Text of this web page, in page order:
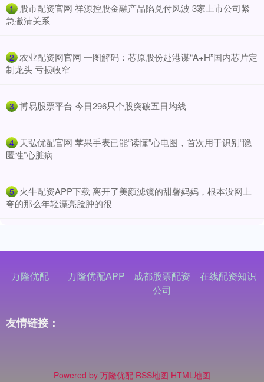
1 ​股市配资官网 祥源控股金融产品陷兑付风波 3家上市公司紧
急撇清关系
2 ​农业配资网官网 一图解码：芯原股份赴港谋“A+H”国内芯片定
制龙头 亏损收窄
3 ​博易股票平台 今日296只个股突破五日均线
4 ​天弘优配官网 苹果手表已能“读懂”心电图，首次用于识别“隐
匿性”心脏病
5 ​火牛配资APP下载 离开了美颜滤镜的甜馨妈妈，根本没网上
夸的那么年轻漂亮脸肿的很
万隆优配 万隆优配APP
成都股票配资
公司
在线配资知识
友情链接：
Powered by 万隆优配 RSS地图 HTML地图